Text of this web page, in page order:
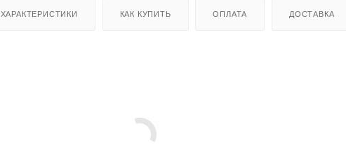
ХАРАКТЕРИСТИКИ КАК КУПИТЬ ОПЛАТА ДОСТАВКА